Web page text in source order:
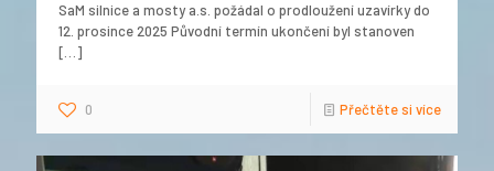
SaM silnice a mosty a.s. požádal o prodloužení uzavírky do
12. prosince 2025 Původní termín ukončení byl stanoven
[…]
0 Přečtěte si více